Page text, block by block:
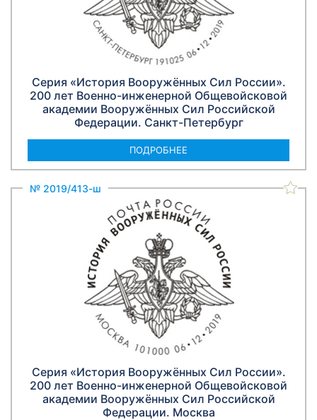
Серия «История Вооружённых Сил России».
200 лет Военно-инженерной Общевойсковой
академии Вооружённых Сил Российской
Федерации. Санкт-Петербург
ПОДРОБНЕЕ
№ 2019/413-ш
Серия «История Вооружённых Сил России».
200 лет Военно-инженерной Общевойсковой
академии Вооружённых Сил Российской
Федерации. Москва